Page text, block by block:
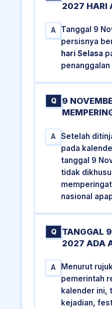
2027 HARI
A
Tanggal 9
persisnya
hari Selasa
Q
9
A
Setelah
pada
tanggal 9
tidak
nasional
Q
TANGGAL
2027 ADA
A
Menurut
pemerintah
kalender ini,
kejadian,